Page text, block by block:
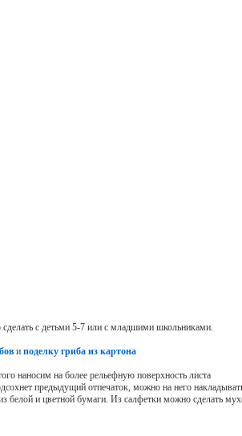
с детьми 5-7 или с младшими школьниками.
иподелку гриба из картона
наносим на более рельефную поверхность листа
предыдущий отпечаток, можно на него
белой и цветной бумаги. Из салфетки можно сделать